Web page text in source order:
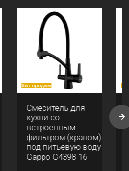
Хит продаж
Смеситель для
кухни со
встроенным
фильтром (краном)
под питьевую воду
Gappo G4398-16